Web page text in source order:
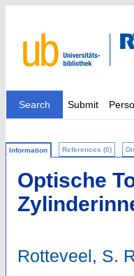
Search Submit
Information References (0)
Optische
Rotteveel, S.